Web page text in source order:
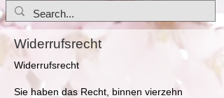
Widerrufsrecht
Widerrufsrecht
Sie haben das Recht, binnen vierzehn